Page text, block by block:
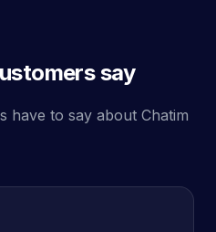
say
have to say about Chatim